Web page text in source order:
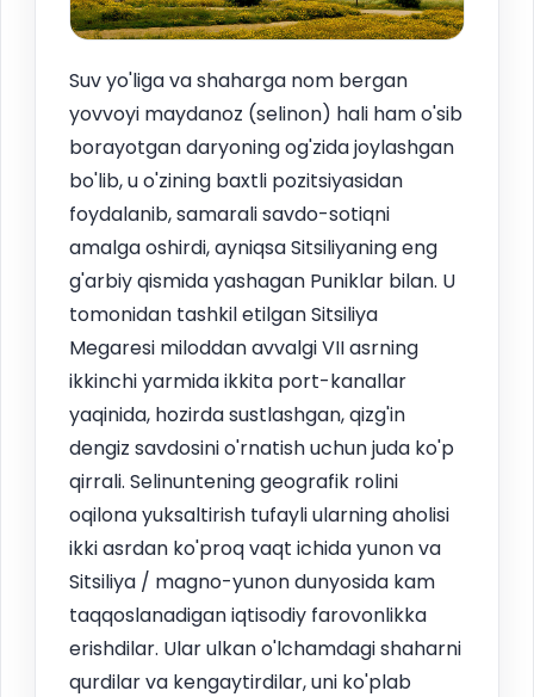
Suv yo'liga va shaharga nom bergan
yovvoyi maydanoz (selinon) hali ham o'sib
borayotgan daryoning og'zida joylashgan
bo'lib, u o'zining baxtli pozitsiyasidan
foydalanib, samarali savdo-sotiqni
amalga oshirdi, ayniqsa Sitsiliyaning eng
g'arbiy qismida yashagan Puniklar bilan. U
tomonidan tashkil etilgan Sitsiliya
Megaresi miloddan avvalgi VII asrning
ikkinchi yarmida ikkita port-kanallar
yaqinida, hozirda sustlashgan, qizg'in
dengiz savdosini o'rnatish uchun juda ko'p
qirrali. Selinuntening geografik rolini
oqilona yuksaltirish tufayli ularning aholisi
ikki asrdan ko'proq vaqt ichida yunon va
Sitsiliya / magno-yunon dunyosida kam
taqqoslanadigan iqtisodiy farovonlikka
erishdilar. Ular ulkan o'lchamdagi shaharni
qurdilar va kengaytirdilar, uni ko'plab